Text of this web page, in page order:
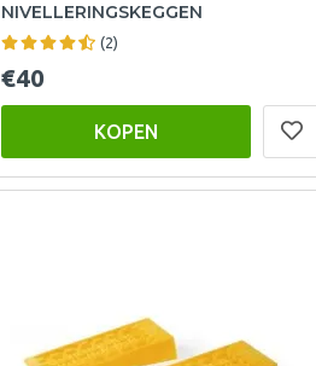
NIVELLERINGSKEGGEN
(2)
€40
KOPEN